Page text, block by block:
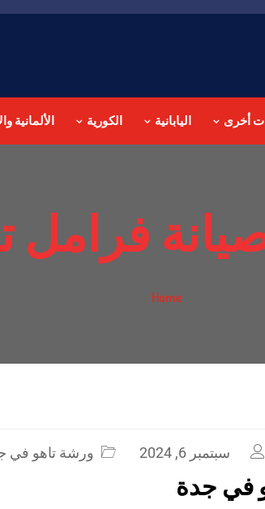
أخرى اليابانية الكورية الألمانية
فرامل
Home
سبتمبر 6, 2024 ورشة تاهو في
في جدة